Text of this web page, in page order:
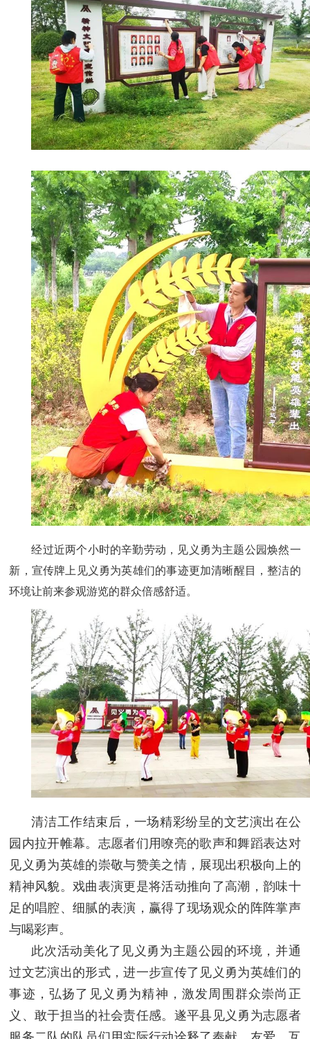
经过近两个小时的辛勤劳动，见义勇为主题公园焕然一
新，宣传牌上见义勇为英雄们的事迹更加清晰醒目，整洁的
环境让前来参观游览的群众倍感舒适。
清洁工作结束后，一场精彩纷呈的文艺演出在公
园内拉开帷幕。志愿者们用嘹亮的歌声和舞蹈表达对
见义勇为英雄的崇敬与赞美之情，展现出积极向上的
精神风貌。戏曲表演更是将活动推向了高潮，韵味十
足的唱腔、细腻的表演，赢得了现场观众的阵阵掌声
与喝彩声。
此次活动美化了见义勇为主题公园的环境，并通
过文艺演出的形式，进一步宣传了见义勇为英雄们的
事迹，弘扬了见义勇为精神，激发周围群众崇尚正
义、敢于担当的社会责任感。遂平县见义勇为志愿者